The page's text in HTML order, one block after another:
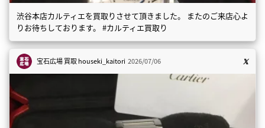
渋谷本店カルティエを買取りさせて頂きました。 またのご来店心よ
りお待ちしております。 #カルティエ買取り
宝石広場 買取houseki_kaitori 2026/07/06